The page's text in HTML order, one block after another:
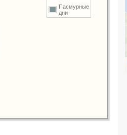
Пасмурные
дни